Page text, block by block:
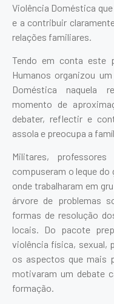
Violência Doméstica
e a contribuir
relações familiares.
Tendo em conta este
Humanos organizou
Doméstica naquela
momento de
debater, reflectir e
assola e preocupa a
Militares,
compuseram o leque
onde trabalharam em
árvore de problemas
formas de resolução
locais. Do pacote
violência física, sexual,
os aspectos que mais
motivaram um debate
formação.